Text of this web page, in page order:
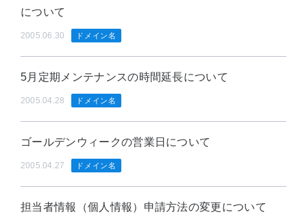
について
2005.06.30 ドメイン名
5月定期メンテナンスの時間延長について
2005.04.28 ドメイン名
ゴールデンウィークの営業日について
2005.04.27 ドメイン名
担当者情報（個人情報）申請方法の変更について